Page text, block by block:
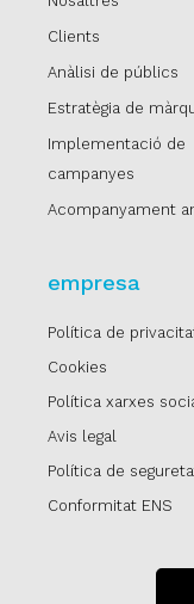
Clients
Anàlisi de públics
Estratègia de
Implementació de
campanyes
Acompanyament
empresa
Política de
Cookies
Política xarxes
Avis legal
Política de
Conformitat ENS